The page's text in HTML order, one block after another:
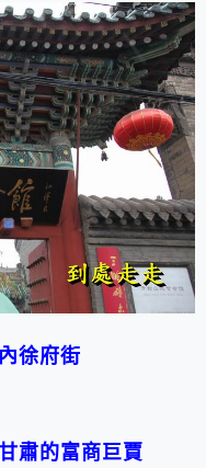
徐府街
肅的富商巨賈